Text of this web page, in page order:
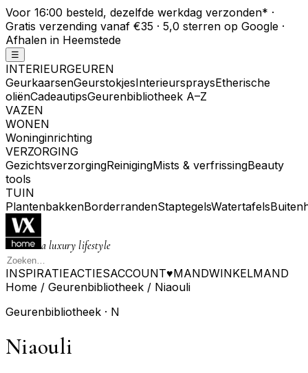
Voor 16:00 besteld, dezelfde werkdag verzonden* ·
Gratis verzending vanaf €35 · 5,0 sterren op Google ·
Afhalen in Heemstede
☰
INTERIEURGEUREN
GeurkaarsenGeurstokjesInterieurspraysEtherische
oliënCadeautipsGeurenbibliotheek A–Z
VAZEN
WONEN
Woninginrichting
VERZORGING
GezichtsverzorgingReinigingMists & verfrissingBeauty
tools
TUIN
PlantenbakkenBorderrandenStaptegelsWatertafels
a luxury lifestyle
INSPIRATIEACTIESACCOUNT♥MANDWINKELMAND
Home / Geurenbibliotheek / Niaouli
Geurenbibliotheek · N
Niaouli